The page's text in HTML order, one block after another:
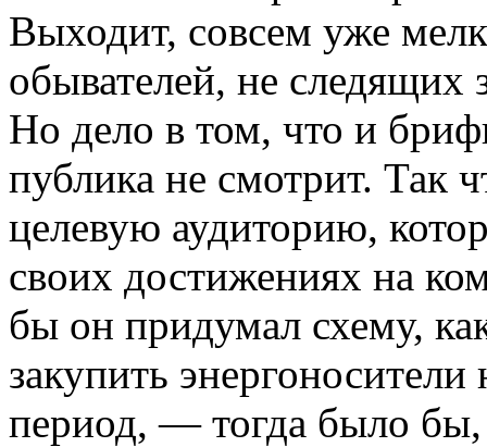
Выходит, совсем уже
обывателей, не следящих
Но дело в том, что и
публика не смотрит. Так
целевую аудиторию,
своих достижениях на
бы он придумал схему,
закупить
период, — тогда было бы,